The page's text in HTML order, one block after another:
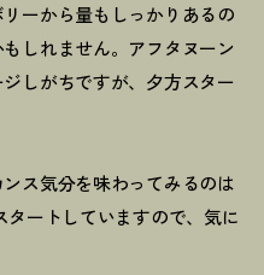
ーから量もしっかりあるの
しれません。アフタヌーン
しがちですが、夕方スター
ス気分を味わってみるのは
タートしていますので、気に